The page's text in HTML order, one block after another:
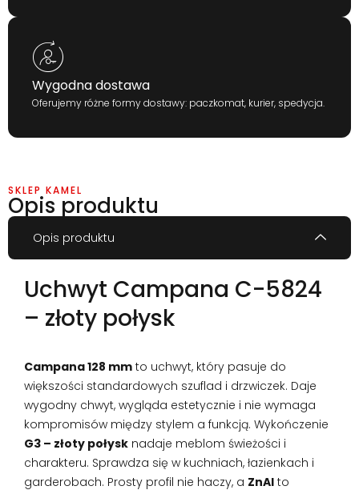
Wygodna dostawa
Oferujemy różne formy dostawy: paczkomat, kurier, spedycja.
SKLEP KAMEL
Opis produktu
Opis produktu
Uchwyt Campana C-5824
– złoty połysk
Campana 128 mm to uchwyt, który pasuje do
większości standardowych szuflad i drzwiczek. Daje
wygodny chwyt, wygląda estetycznie i nie wymaga
kompromisów między stylem a funkcją. Wykończenie
G3 – złoty połysk nadaje meblom świeżości i
charakteru. Sprawdza się w kuchniach, łazienkach i
garderobach. Prosty profil nie haczy, a ZnAl to